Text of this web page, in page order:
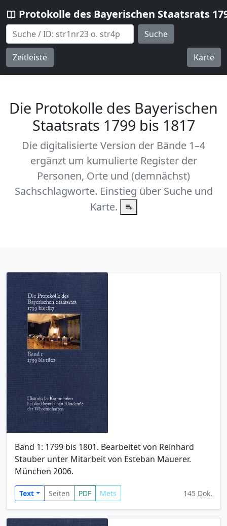
Protokolle des Bayerischen Staatsrats
Suche
Zeitleiste Karte
Die Protokolle des Bayerischen
Staatsrats 1799 bis 1817
Die digitalisierte Version der Bände 1–4
ergänzt um kumulierte Register der
Personen, Orte und (demnächst)
Sachschlagworte. Einstieg über Suche und
Karte.
Band 1: 1799 bis 1801. Bearbeitet von Reinhard
Stauber unter Mitarbeit von Esteban Mauerer.
München 2006.
Text Seiten PDF Mets 145 Dok.